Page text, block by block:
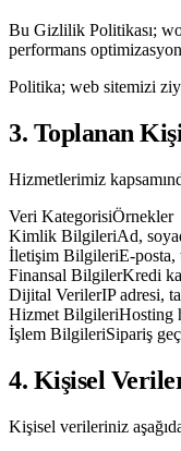
Bu Gizlilik Politikası;
performans
Politika; web sitemizi
3. Toplanan
Hizmetlerimiz
Veri KategorisiÖrnekler
Kimlik BilgileriAd,
İletişim BilgileriE-posta,
Finansal BilgilerKredi
Dijital VerilerIP adresi,
Hizmet BilgileriHosting
İşlem BilgileriSipariş
4. Kişisel
Kişisel verileriniz